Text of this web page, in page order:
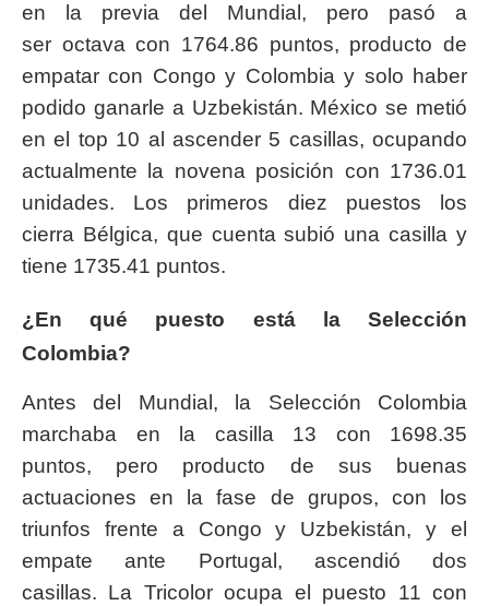
en la previa del Mundial, pero pasó a
ser octava con 1764.86 puntos, producto de
empatar con Congo y Colombia y solo haber
podido ganarle a Uzbekistán. México se metió
en el top 10 al ascender 5 casillas, ocupando
actualmente la novena posición con 1736.01
unidades. Los primeros diez puestos los
cierra Bélgica, que cuenta subió una casilla y
tiene 1735.41 puntos.
¿En qué puesto está la Selección
Colombia?
Antes del Mundial, la Selección Colombia
marchaba en la casilla 13 con 1698.35
puntos, pero producto de sus buenas
actuaciones en la fase de grupos, con los
triunfos frente a Congo y Uzbekistán, y el
empate ante Portugal, ascendió dos
casillas. La Tricolor ocupa el puesto 11 con